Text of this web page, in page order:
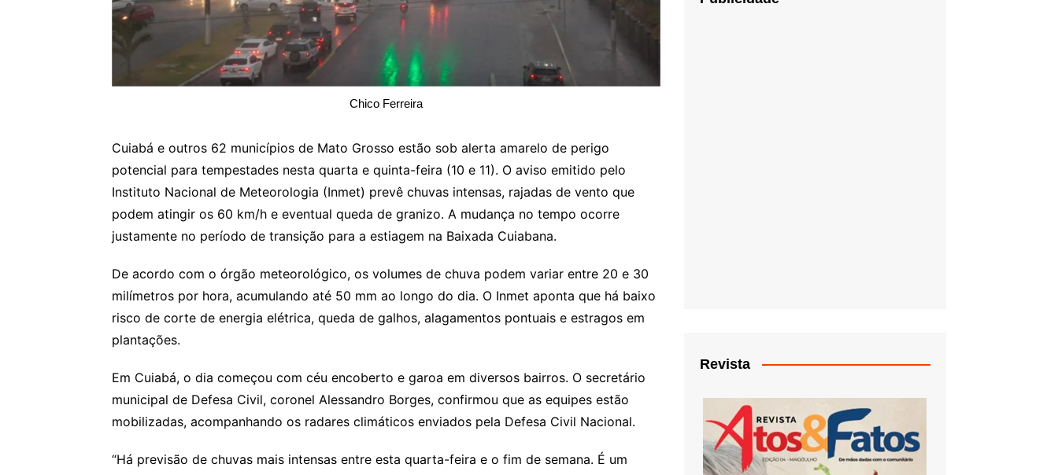
Chico Ferreira
Cuiabá e outros 62 municípios de Mato Grosso estão sob alerta amarelo de perigo
potencial para tempestades nesta quarta e quinta-feira (10 e 11). O aviso emitido pelo
Instituto Nacional de Meteorologia (Inmet) prevê chuvas intensas, rajadas de vento que
podem atingir os 60 km/h e eventual queda de granizo. A mudança no tempo ocorre
justamente no período de transição para a estiagem na Baixada Cuiabana.
De acordo com o órgão meteorológico, os volumes de chuva podem variar entre 20 e 30
milímetros por hora, acumulando até 50 mm ao longo do dia. O Inmet aponta que há baixo
risco de corte de energia elétrica, queda de galhos, alagamentos pontuais e estragos em
plantações.
Em Cuiabá, o dia começou com céu encoberto e garoa em diversos bairros. O secretário
municipal de Defesa Civil, coronel Alessandro Borges, confirmou que as equipes estão
mobilizadas, acompanhando os radares climáticos enviados pela Defesa Civil Nacional.
“Há previsão de chuvas mais intensas entre esta quarta-feira e o fim de semana. É um
Revista